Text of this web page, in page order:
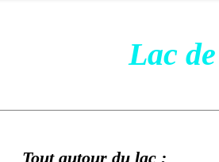
Lac
Tout autour du lac :